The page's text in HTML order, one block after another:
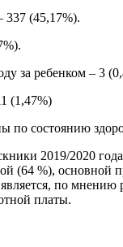
337 (45,17%).
за ребенком – 3
(1,47%)
по состоянию
2019/2020
(64 %), основной
по мнению
платы.